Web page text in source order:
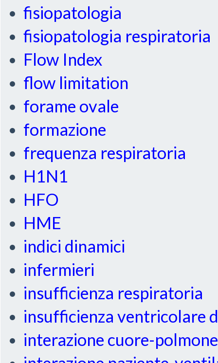
fisiopatologia
fisiopatologia respiratoria
Flow Index
flow limitation
forame ovale
formazione
frequenza respiratoria
H1N1
HFO
HME
indici dinamici
infermieri
insufficienza respiratoria
insufficienza ventricolare
interazione cuore-polmone